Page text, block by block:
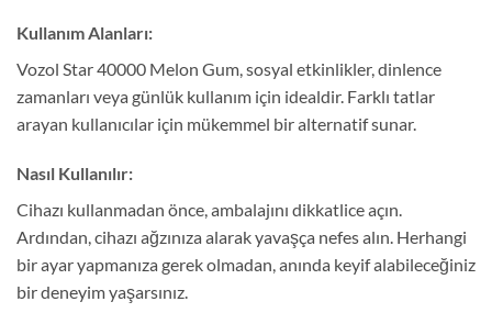
Kullanım Alanları:
Vozol Star 40000 Melon Gum, sosyal etkinlikler, dinlence
zamanları veya günlük kullanım için idealdir. Farklı tatlar
arayan kullanıcılar için mükemmel bir alternatif sunar.
Nasıl Kullanılır:
Cihazı kullanmadan önce, ambalajını dikkatlice açın.
Ardından, cihazı ağzınıza alarak yavaşça nefes alın. Herhangi
bir ayar yapmanıza gerek olmadan, anında keyif alabileceğiniz
bir deneyim yaşarsınız.